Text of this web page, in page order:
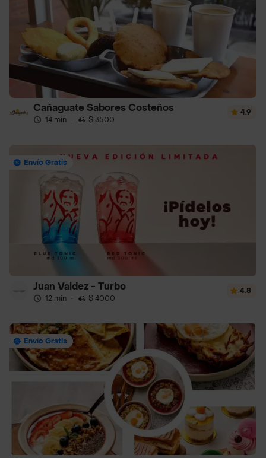
Cañaguate Sabores Costeños
14 min · $ 3500
4.9
Envío Gratis
Juan Valdez - Turbo
12 min · $ 4000
4.8
Envío Gratis